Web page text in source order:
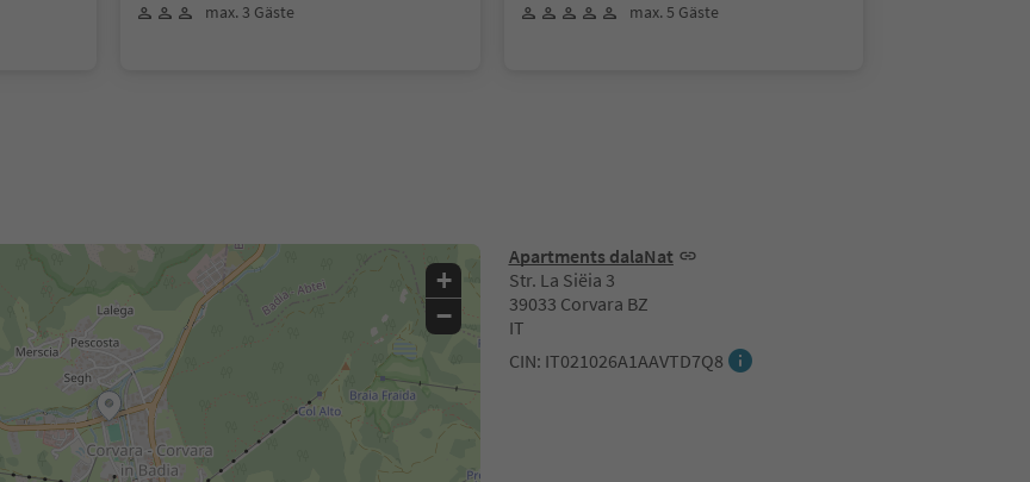
max. 3 Gäste max. 5 Gäste
Apartments dalaNat
Str. La Siëia 3
39033 Corvara BZ
IT
CIN: IT021026A1AAVTD7Q8
+
−